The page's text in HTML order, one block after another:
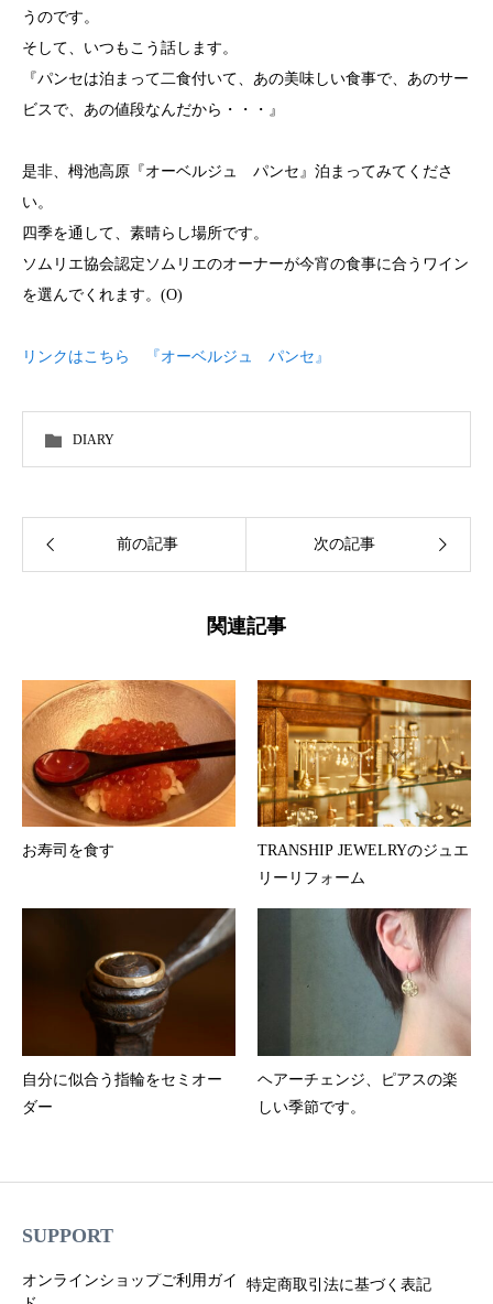
うのです。
そして、いつもこう話します。
『パンセは泊まって二食付いて、あの美味しい食事で、あのサー
ビスで、あの値段なんだから・・・』
是非、栂池高原『オーベルジュ パンセ』泊まってみてくださ
い。
四季を通して、素晴らし場所です。
ソムリエ協会認定ソムリエのオーナーが今宵の食事に合うワイン
を選んでくれます。(O)
リンクはこちら 『オーベルジュ パンセ』
DIARY
前の記事 次の記事
関連記事
お寿司を食す
TRANSHIP JEWELRYのジュエ
リーリフォーム
自分に似合う指輪をセミオー
ダー
ヘアーチェンジ、ピアスの楽
しい季節です。
SUPPORT
オンラインショップご利用ガイ
特定商取引法に基づく表記